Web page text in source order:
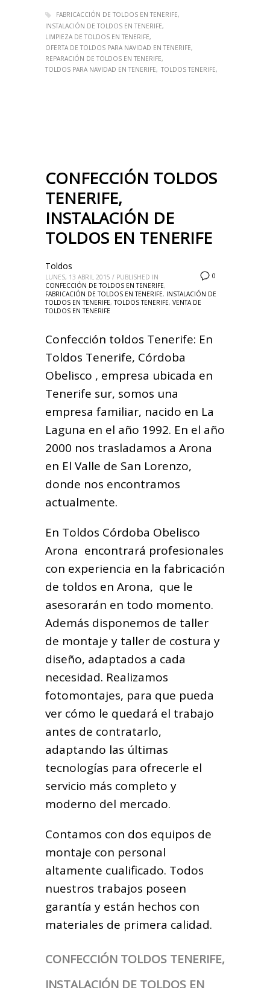
FABRICACCIÓN DE TOLDOS EN TENERIFE
INSTALACIÓN DE TOLDOS EN TENERIFE
LIMPIEZA DE TOLDOS EN TENERIFE
OFERTA DE TOLDOS PARA NAVIDAD EN TENERIFE
REPARACIÓN DE TOLDOS EN TENERIFE
TOLDOS PARA NAVIDAD EN TENERIFE
TOLDOS TENERIFE
CONFECCIÓN TOLDOS
TENERIFE,
INSTALACIÓN DE
TOLDOS EN TENERIFE
0
Toldos
LUNES, 13 ABRIL 2015 / PUBLISHED IN
CONFECCIÓN DE TOLDOS EN TENERIFE,
FABRICACIÓN DE TOLDOS EN TENERIFE, INSTALACIÓN DE
TOLDOS EN TENERIFE,TOLDOS TENERIFE, VENTA DE
TOLDOS EN TENERIFE
Confección toldos Tenerife: En
Toldos Tenerife, Córdoba
Obelisco , empresa ubicada en
Tenerife sur, somos una
empresa familiar, nacido en La
Laguna en el año 1992. En el año
2000 nos trasladamos a Arona
en El Valle de San Lorenzo,
donde nos encontramos
actualmente.
En Toldos Córdoba Obelisco
Arona encontrará profesionales
con experiencia en la fabricación
de toldos en Arona, que le
asesorarán en todo momento.
Además disponemos de taller
de montaje y taller de costura y
diseño, adaptados a cada
necesidad. Realizamos
fotomontajes, para que pueda
ver cómo le quedará el trabajo
antes de contratarlo,
adaptando las últimas
tecnologías para ofrecerle el
servicio más completo y
moderno del mercado.
Contamos con dos equipos de
montaje con personal
altamente cualificado. Todos
nuestros trabajos poseen
garantía y están hechos con
materiales de primera calidad.
CONFECCIÓN TOLDOS TENERIFE,
INSTALACIÓN DE TOLDOS EN